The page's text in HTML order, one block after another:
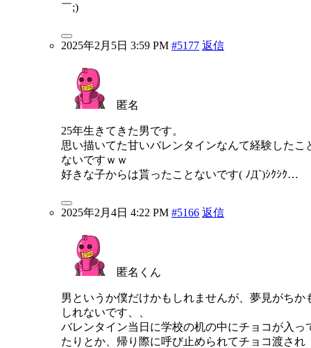
￣;)
2025年2月5日 3:59 PM #5177 返信
匿名
25年生きてきた男です。
思い描いてた甘いバレンタインなんて経験したこ
ないですｗｗ
好きな子からは貰ったことないです( ﾉД`)ｼｸｼｸ…
2025年2月4日 4:22 PM #5166 返信
匿名くん
男というか僕だけかもしれませんが、夢見がちか
しれないです、、
バレンタイン当日に学校の机の中にチョコが入っ
たりとか、帰り際に呼び止められてチョコ渡され